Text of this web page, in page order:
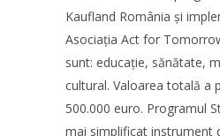
Kaufland România și
Asociația Act for
sunt: educație, sănătate,
cultural. Valoarea totală a
500.000 euro. Programul
mai simplificat instrument